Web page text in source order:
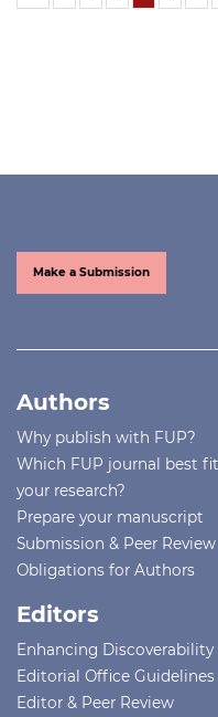
Make a Submission
Authors
Why publish with FUP?
Which FUP journal best
your research?
Prepare your manuscript
Submission & Peer Review
Obligations for Authors
Editors
Enhancing Discoverability
Editorial Office Guidelines
Editor & Peer Review